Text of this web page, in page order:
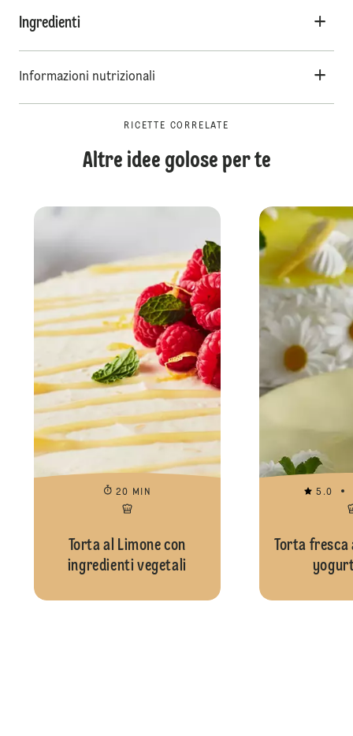
Ingredienti
Informazioni nutrizionali
RICETTE CORRELATE
Altre idee golose per te
20 MIN
Torta al Limone con
ingredienti vegetali
5.0
Torta fresca